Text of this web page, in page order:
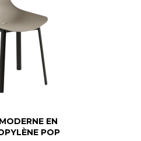
EN
POP